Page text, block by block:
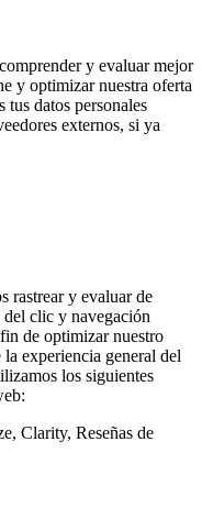
y evaluar mejor
y optimizar nuestra oferta
datos personales
externos, si ya
rastrear y evaluar de
clic y navegación
de optimizar nuestro
experiencia general del
los siguientes
Clarity, Reseñas de